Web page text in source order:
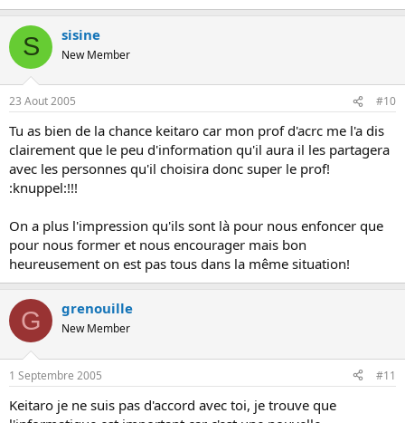
S sisine
New Member
23 Aout 2005 #10
Tu as bien de la chance keitaro car mon prof d'acrc me l'a dis
clairement que le peu d'information qu'il aura il les partagera
avec les personnes qu'il choisira donc super le prof!
:knuppel:!!!
On a plus l'impression qu'ils sont là pour nous enfoncer que
pour nous former et nous encourager mais bon
heureusement on est pas tous dans la même situation!
G grenouille
New Member
1 Septembre 2005 #11
Keitaro je ne suis pas d'accord avec toi, je trouve que